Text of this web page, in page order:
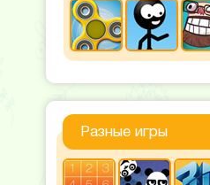
Разные игры